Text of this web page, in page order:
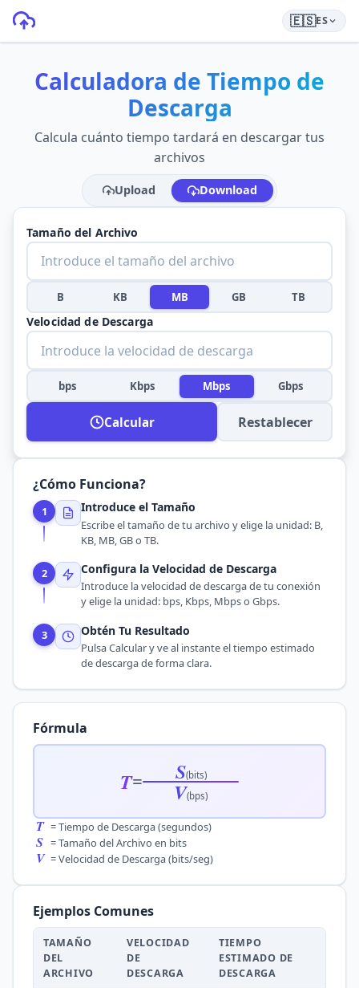
🇪🇸ES
Calculadora de Tiempo de
Descarga
Calcula cuánto tiempo tardará en descargar tus
archivos
Upload Download
Tamaño del Archivo
B KB MB GB TB
Velocidad de Descarga
bps Kbps Mbps Gbps
Calcular Restablecer
¿Cómo Funciona?
1 Introduce el Tamaño
Escribe el tamaño de tu archivo y elige la unidad: B,
KB, MB, GB o TB.
2 Configura la Velocidad de Descarga
Introduce la velocidad de descarga de tu conexión
y elige la unidad: bps, Kbps, Mbps o Gbps.
3 Obtén Tu Resultado
Pulsa Calcular y ve al instante el tiempo estimado
de descarga de forma clara.
Fórmula
T= S(bits)
V(bps)
T =Tiempo de Descarga (segundos)
S =Tamaño del Archivo en bits
V =Velocidad de Descarga (bits/seg)
Ejemplos Comunes
TAMAÑO
DEL
ARCHIVO
VELOCIDAD
DE
DESCARGA
TIEMPO
ESTIMADO DE
DESCARGA